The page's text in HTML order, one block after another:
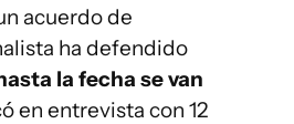
acuerdo de
ha defendido
la fecha se van
en entrevista con 12